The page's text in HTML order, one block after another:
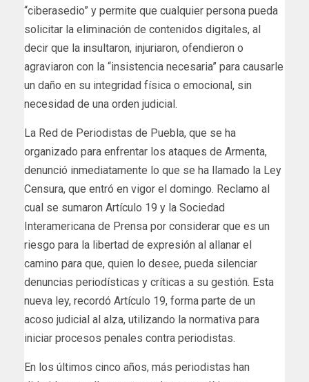
“ciberasedio” y permite que cualquier persona pueda
solicitar la eliminación de contenidos digitales, al
decir que la insultaron, injuriaron, ofendieron o
agraviaron con la “insistencia necesaria” para causarle
un daño en su integridad física o emocional, sin
necesidad de una orden judicial.
La Red de Periodistas de Puebla, que se ha
organizado para enfrentar los ataques de Armenta,
denunció inmediatamente lo que se ha llamado la Ley
Censura, que entró en vigor el domingo. Reclamo al
cual se sumaron Artículo 19 y la Sociedad
Interamericana de Prensa por considerar que es un
riesgo para la libertad de expresión al allanar el
camino para que, quien lo desee, pueda silenciar
denuncias periodísticas y críticas a su gestión. Esta
nueva ley, recordó Artículo 19, forma parte de un
acoso judicial al alza, utilizando la normativa para
iniciar procesos penales contra periodistas.
En los últimos cinco años, más periodistas han